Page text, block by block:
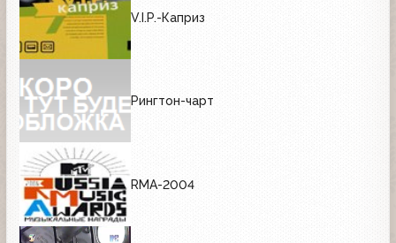
V.I.P.-Каприз
Рингтон-чарт
RMA-2004